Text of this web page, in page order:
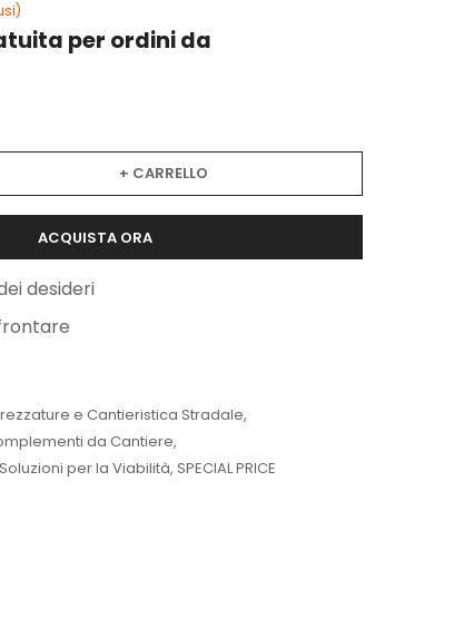
per ordini da
+ CARRELLO
ACQUISTA ORA
desideri
e Cantieristica Stradale,
da Cantiere,
per la Viabilità, SPECIAL PRICE